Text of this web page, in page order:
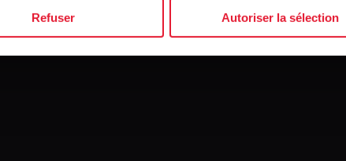
Refuser Autoriser la sélection